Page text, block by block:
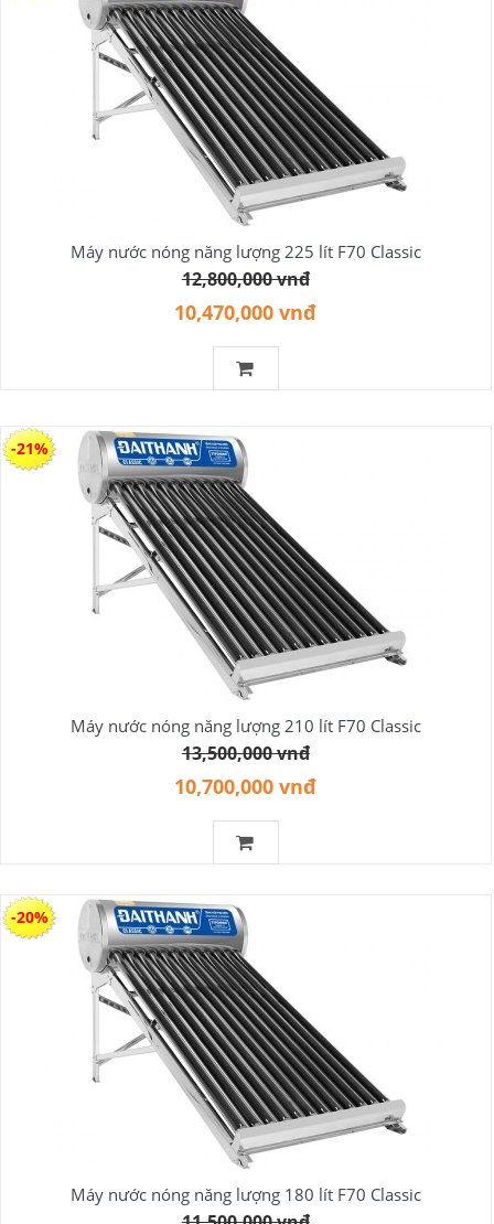
Máy nước nóng năng lượng 225 lít F70 Classic
12,800,000 vnđ
10,470,000 vnđ
Máy nước nóng năng lượng 210 lít F70 Classic
13,500,000 vnđ
10,700,000 vnđ
-21%
Máy nước nóng năng lượng 180 lít F70 Classic
-20%